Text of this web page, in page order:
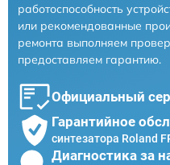
работоспособность
или рекомендованные
ремонта выполняем
предоставляем гарантию.
Официальный
Гарантийное
синтезатора Roland
Диагностика за